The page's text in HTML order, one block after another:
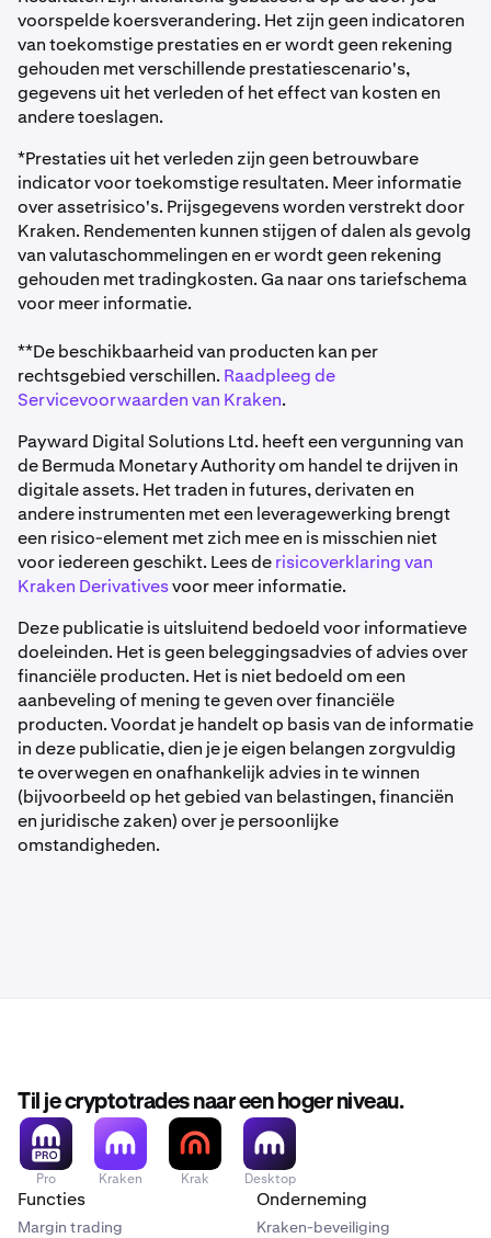
voorspelde koersverandering. Het zijn geen indicatoren
van toekomstige prestaties en er wordt geen rekening
gehouden met verschillende prestatiescenario's,
gegevens uit het verleden of het effect van kosten en
andere toeslagen.
*Prestaties uit het verleden zijn geen betrouwbare
indicator voor toekomstige resultaten. Meer informatie
over assetrisico's. Prijsgegevens worden verstrekt door
Kraken. Rendementen kunnen stijgen of dalen als gevolg
van valutaschommelingen en er wordt geen rekening
gehouden met tradingkosten. Ga naar ons tariefschema
voor meer informatie.
**De beschikbaarheid van producten kan per
rechtsgebied verschillen. Raadpleeg de
Servicevoorwaarden van Kraken.
Payward Digital Solutions Ltd. heeft een vergunning van
de Bermuda Monetary Authority om handel te drijven in
digitale assets. Het traden in futures, derivaten en
andere instrumenten met een leveragewerking brengt
een risico-element met zich mee en is misschien niet
voor iedereen geschikt. Lees derisicoverklaring van
Kraken Derivativesvoor meer informatie.
Deze publicatie is uitsluitend bedoeld voor informatieve
doeleinden. Het is geen beleggingsadvies of advies over
financiële producten. Het is niet bedoeld om een
aanbeveling of mening te geven over financiële
producten. Voordat je handelt op basis van de informatie
in deze publicatie, dien je je eigen belangen zorgvuldig
te overwegen en onafhankelijk advies in te winnen
(bijvoorbeeld op het gebied van belastingen, financiën
en juridische zaken) over je persoonlijke
omstandigheden.
Til je cryptotrades naar een hoger niveau.
Pro Kraken Krak Desktop
Functies
Margin trading
Onderneming
Kraken-beveiliging